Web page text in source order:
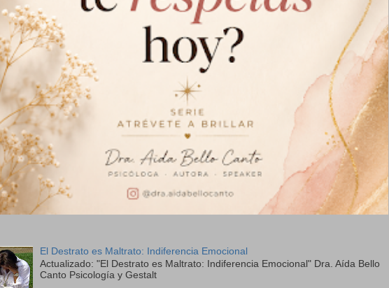
El Destrato es Maltrato: Indiferencia Emocional
Actualizado: "El Destrato es Maltrato: Indiferencia Emocional" Dra. Aída Bello
Canto Psicología y Gestalt